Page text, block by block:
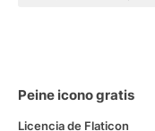
Peine icono gratis
Licencia de Flaticon